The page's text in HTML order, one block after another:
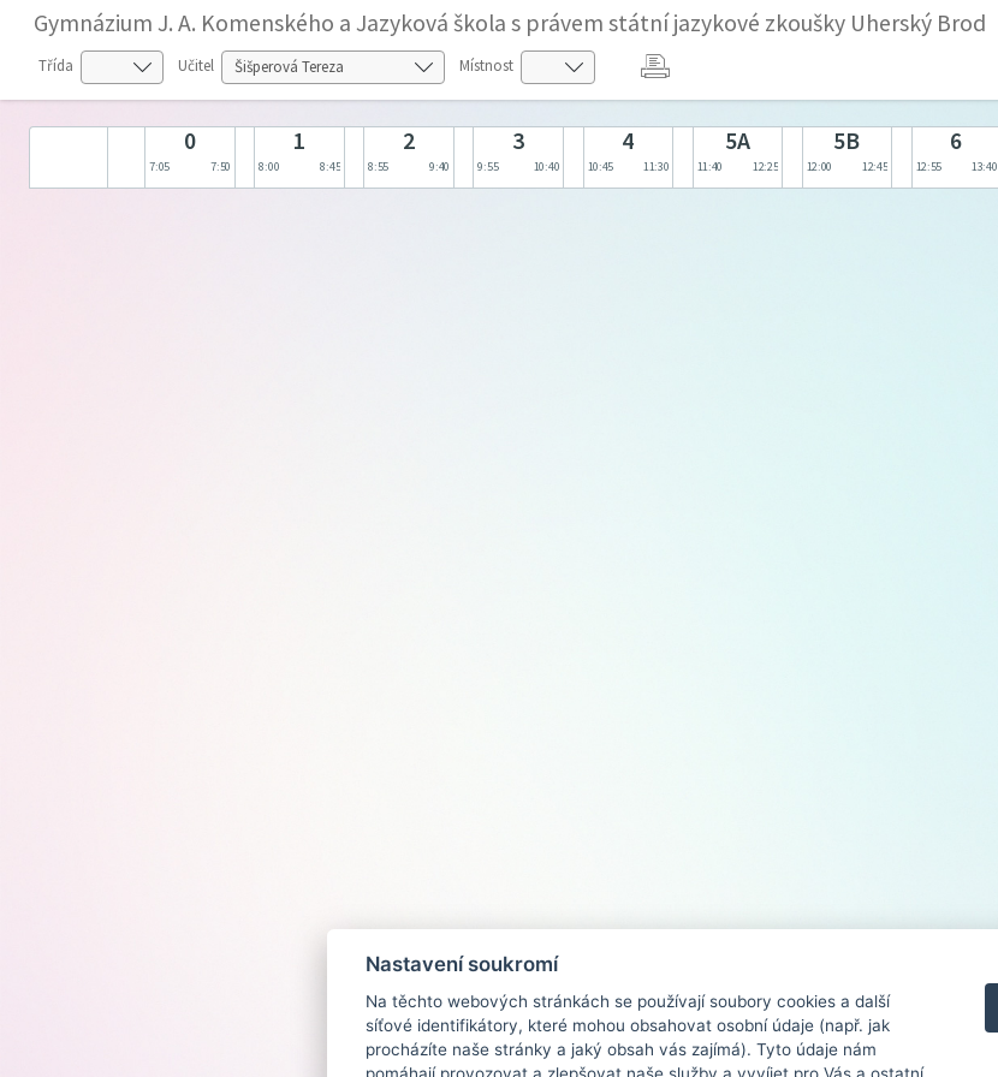
Gymnázium J. A. Komenského a Jazyková škola s právem státní jazykové zkoušky Uherský Brod
Třída Učitel Místnost
0
7:05 7:50
1
8:00 8:45
2
8:55 9:40
3
9:55 10:40
4
10:45 11:30
5A
11:40 12:25
5B
12:00 12:45
6
12:55 13:40
Nastavení soukromí
Na těchto webových stránkách se používají soubory cookies a další
síťové identifikátory, které mohou obsahovat osobní údaje (např. jak
procházíte naše stránky a jaký obsah vás zajímá). Tyto údaje nám